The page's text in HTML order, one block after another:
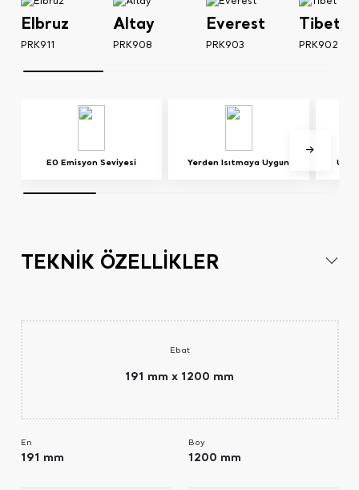
Elbruz
PRK911
Altay
PRK908
Everest
PRK903
Tibet
PRK902
E0 Emisyon Seviyesi Yerden Isıtmaya Uygun UV
TEKNİK ÖZELLİKLER
Ebat
191 mm x 1200 mm
En
191 mm
Boy
1200 mm